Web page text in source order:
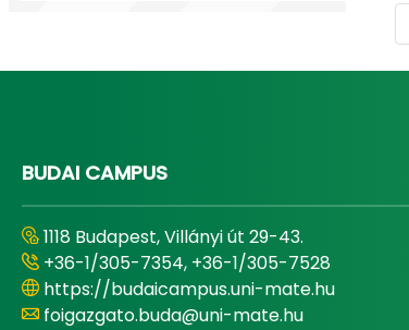
BUDAI CAMPUS
1118 Budapest, Villányi út 29-43.
+36-1/305-7354, +36-1/305-7528
https://budaicampus.uni-mate.hu
foigazgato.buda@uni-mate.hu